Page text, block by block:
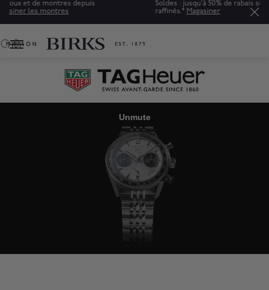
Soldes : jusqu'à 50% de rabais sur une sélection de bijoux
raffinés.*Magasiner
0